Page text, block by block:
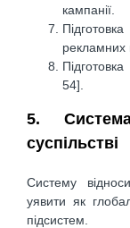
кампанії.
рекламних
54].
5.
суспільстві
Систему
уявити як
підсистем.